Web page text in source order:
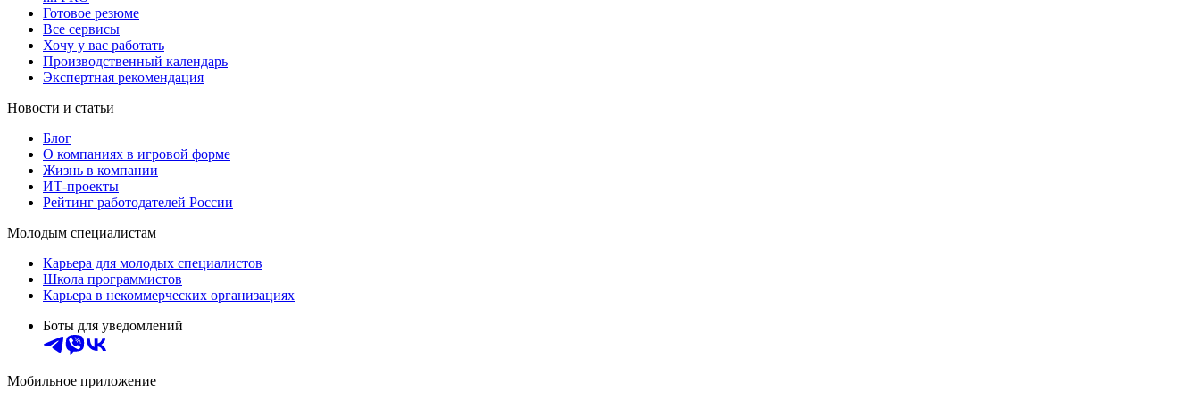
Готовое резюме
Все сервисы
Хочу у вас работать
Производственный календарь
Экспертная рекомендация
Новости и статьи
Блог
О компаниях в игровой форме
Жизнь в компании
ИТ-проекты
Рейтинг работодателей России
Молодым специалистам
Карьера для молодых специалистов
Школа программистов
Карьера в некоммерческих организациях
Боты для уведомлений
Мобильное приложение